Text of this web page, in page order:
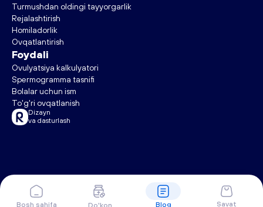
Turmushdan oldingi tayyorgarlik
Rejalashtirish
Homiladorlik
Ovqatlantirish
Foydali
Ovulyatsiya kalkulyatori
Spermogramma tasnifi
Bolalar uchun ism
To'g'ri ovqatlanish
RedMedia
Dizayn
va dasturlash
Bosh sahifa Do'kon Blog Savat